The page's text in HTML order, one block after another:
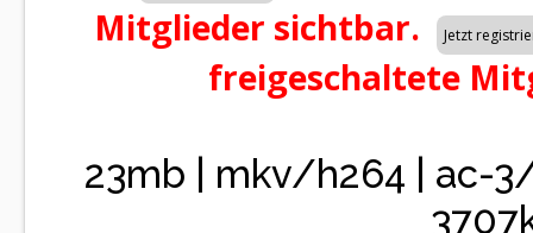
Mitglieder sichtbar.
freigeschaltete
23mb | mkv/h264 | ac-